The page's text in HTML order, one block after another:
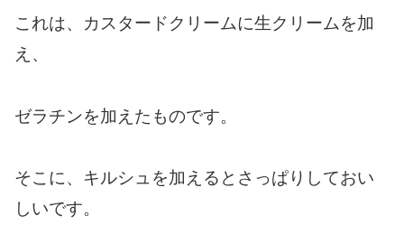
これは、カスタードクリームに生クリームを加
え、
ゼラチンを加えたものです。
そこに、キルシュを加えるとさっぱりしておい
しいです。